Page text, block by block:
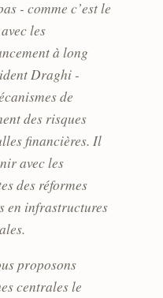
- comme c’est le
les
à long
Draghi -
de
des risques
financières. Il
avec les
des réformes
en infrastructures
proposons
centrales le